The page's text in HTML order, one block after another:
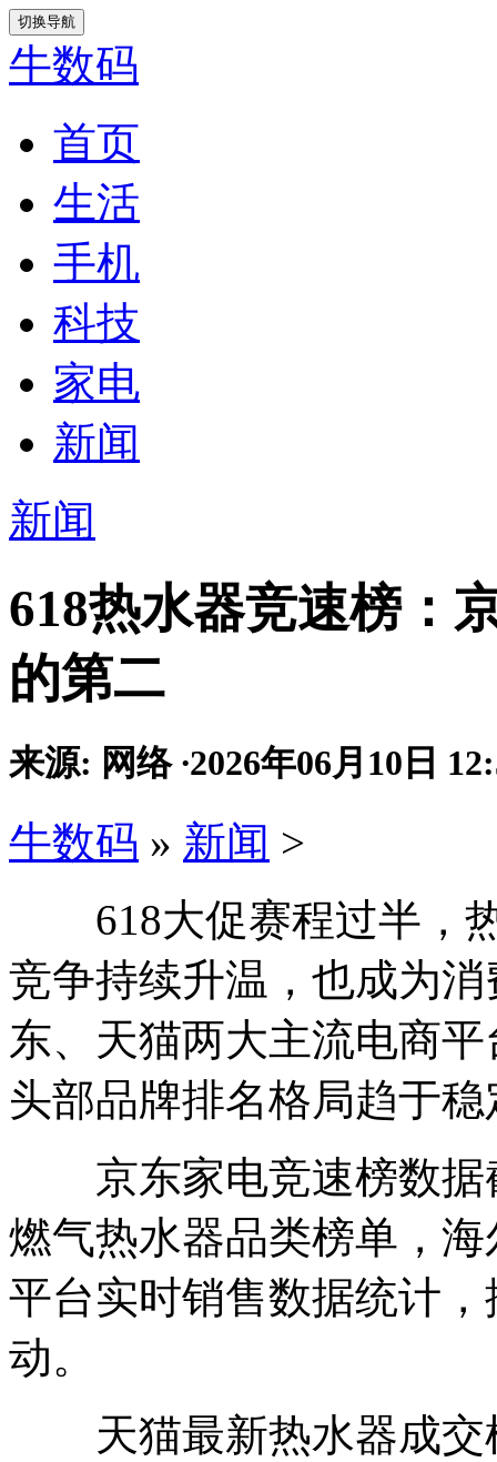
切换导航
牛数码
首页
生活
手机
科技
家电
新闻
新闻
618热水器竞速榜：
的第二
来源: 网络 ·2026年06月10日
牛数码 » 新闻 >
618大促赛程过半，热
竞争持续升温，也成为
东、天猫两大主流电商
头部品牌排名格局趋于稳
京东家电竞速榜数据
燃气热水器品类榜单，
平台实时销售数据统计
动。
天猫最新热水器成交